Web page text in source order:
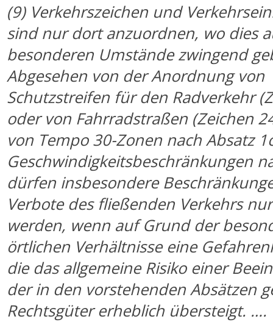
(9) Verkehrszeichen und
sind nur dort anzuordnen, wo dies
besonderen Umstände zwingend
Abgesehen von der Anordnung von
Schutzstreifen für den Radverkehr
oder von Fahrradstraßen (Zeichen
von Tempo 30-Zonen nach Absatz
Geschwindigkeitsbeschränkungen
dürfen insbesondere
Verbote des fließenden Verkehrs
werden, wenn auf Grund der
örtlichen Verhältnisse eine
die das allgemeine Risiko einer
der in den vorstehenden Absätzen
Rechtsgüter erheblich übersteigt. ….